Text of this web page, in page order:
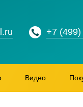
+7
Видео